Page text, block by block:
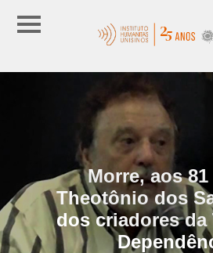
Morre, aos
Theotônio dos
dos criadores da